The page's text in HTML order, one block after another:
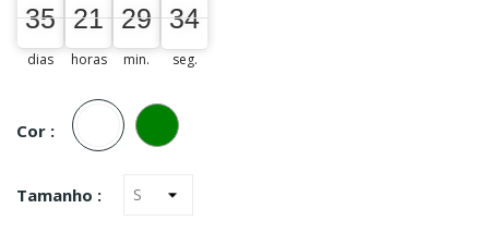
35
35
00
dias
21
21
00
horas
29
29
00
min.
34
34
35
seg.
Cor :
Branco
Tamanho :